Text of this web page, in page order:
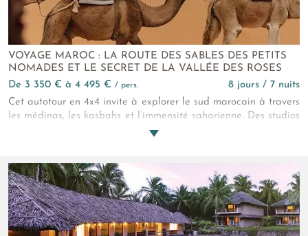
VOYAGE MAROC : LA ROUTE DES SABLES DES PETITS
NOMADES ET LE SECRET DE LA VALLÉE DES ROSES
de 3 350 € à 4 495 € / pers.
8 jours / 7 nuits
Cet autotour en 4x4 invite à explorer le sud marocain à travers
les médinas, les kasbahs et l’immensité saharienne. Des studios
de cinéma de Ouarzazate aux oasis de la vallée des Roses,
voyage aussi élégant qu’inoubliable.